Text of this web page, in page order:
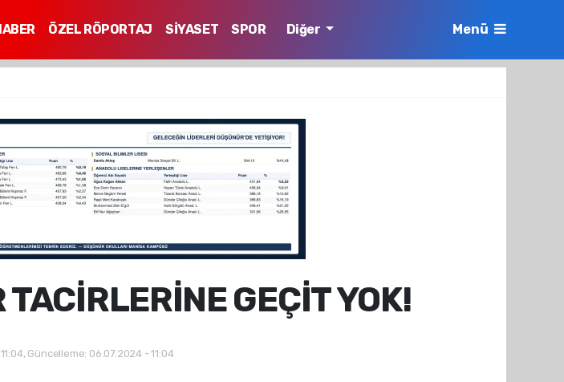
ÖZEL RÖPORTAJ SİYASET
SPOR
Diğer Menü
GEÇİT YOK!
Güncelleme: 06.07.2024 - 11:04